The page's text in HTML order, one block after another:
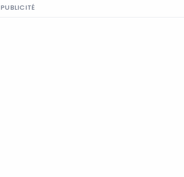
PUBLICITÉ